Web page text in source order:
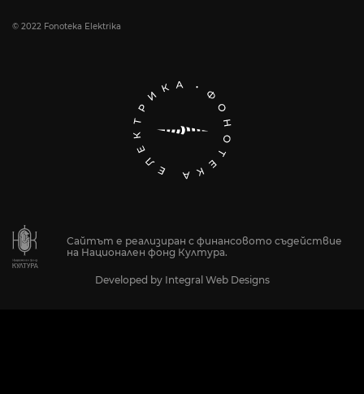
© 2022 Fonoteka Elektrika
Сайтът е реализиран с финансовото съдействие
на Национален фонд Култура.
Developed by Integral Web Designs